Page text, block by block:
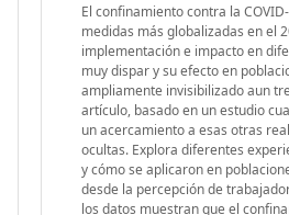
El confinamiento contra la
medidas más globalizadas en el
implementación e impacto en
muy dispar y su efecto en
ampliamente invisibilizado aun
artículo, basado en un estudio
un acercamiento a esas otras
ocultas. Explora diferentes
y cómo se aplicaron en
desde la percepción de
los datos muestran que el